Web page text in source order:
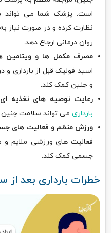
است. پزشک شما می
نظارت کرده و در صورت نیاز
روان درمانی ارجاع دهد.
مصرف مکمل ها و ویتامین
اسید فولیک قبل از بارداری
و جنین کمک کند.
رعایت توصیه های تغذیه
بارداری می تواند سلامت جنین
ورزش منظم و فعالیت های
فعالیت های ورزشی ملایم
جسمی کمک کند.
خطرات بارداری بعد